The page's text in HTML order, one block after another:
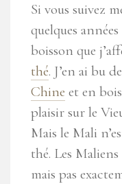
Si vous suivez
quelques
boisson que
thé. J’en ai bu
Chine et en
plaisir sur le
Mais le Mali
thé. Les
mais pas